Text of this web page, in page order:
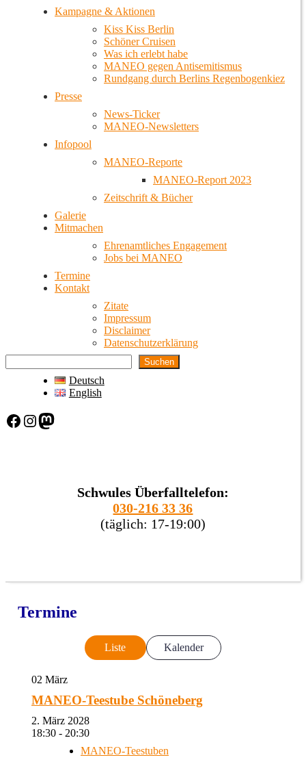
Kampagne & Aktionen
Kiss Kiss Berlin
Schöner Cruisen
Was ich erlebt habe
MANEO gegen Antisemitismus
Rundgang durch Berlins Regenbogenkiez
Presse
News-Ticker
MANEO-Newsletters
Infopool
MANEO-Reporte
MANEO-Report 2023
Zeitschrift & Bücher
Galerie
Mitmachen
Ehrenamtliches Engagement
Jobs bei MANEO
Termine
Kontakt
Zitate
Impressum
Disclaimer
Datenschutzerklärung
Suchen
Deutsch
English
Facebook Instagram Mastodon
Schwules Überfalltelefon:
030-216 33 36
(täglich: 17-19:00)
Termine
Liste Kalender
02 März
MANEO-Teestube Schöneberg
2. März 2028
18:30 - 20:30
MANEO-Teestuben